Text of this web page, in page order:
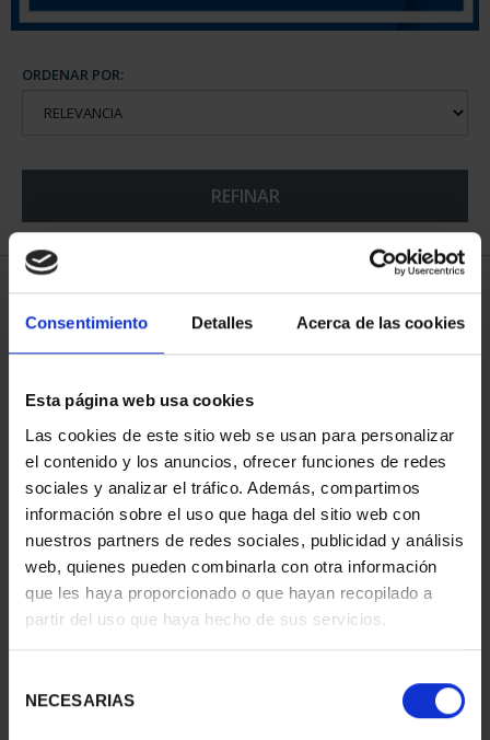
Consentimiento Detalles Acerca de las cookies
Esta página web usa cookies
Las cookies de este sitio web se usan para personalizar
el contenido y los anuncios, ofrecer funciones de redes
sociales y analizar el tráfico. Además, compartimos
información sobre el uso que haga del sitio web con
nuestros partners de redes sociales, publicidad y análisis
web, quienes pueden combinarla con otra información
que les haya proporcionado o que hayan recopilado a
partir del uso que haya hecho de sus servicios.
NECESARIAS
ORDENAR POR:
REFINAR
5 Productos encontrados
SUSCRIPCIÓN
CAPITALES DE
PROVINCIA 1
949,00 €
Sólo para usuarios
registrados
SUSCRIPCIÓN
CAPITALES DE
PROVINCIA 2
949,00 €
Sólo para usuarios
registrados